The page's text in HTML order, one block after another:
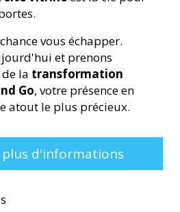
vous échapper.
et prenons
la transformation
Go, votre présence en
atout le plus précieux.
plus d'informations